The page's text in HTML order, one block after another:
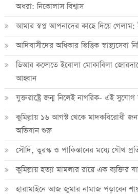
অধরা: নিকোলাস বিশ্বাস
আমার স্বপ্ন আপনাদের কাছে দিয়ে গেলাম:
আদিবাসীদের অধিকার ভিত্তিক স্বাস্থ্যসেবা
ডিআর কঙ্গোতে ইবোলা মোকাবিলা
আহ্বান
যুক্তরাষ্ট্রে জন্ম নিলেই নাগরিক- এই সুযোগ
কুমিল্লায় ১৬ আগস্ট থেকে মাদকবিরোধী
অভিযান শুরু
সৌদি, তুরস্ক ও পাকিস্তানের মধ্যে যৌথ
কুমিল্লায় হত্যা মামলার রায়ে এক ব্যক্তির
হারামাইনে আজ জুমার নামাজ পড়াবেন